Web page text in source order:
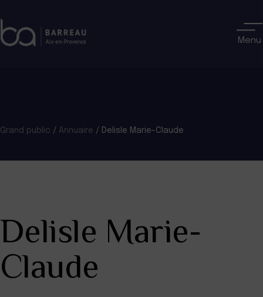
to
content
Menu
Grand public / Annuaire / Delisle Marie-Claude
Delisle Marie-
Claude